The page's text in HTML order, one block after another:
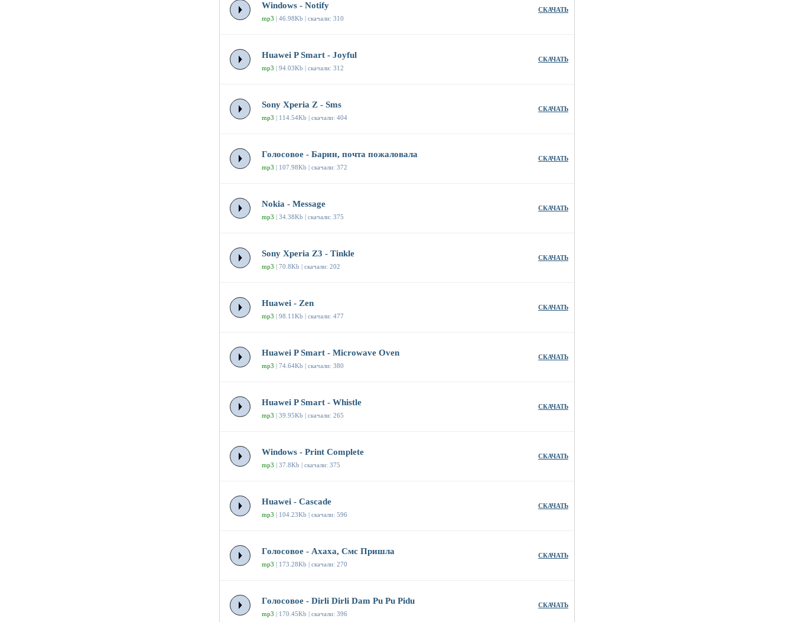
Windows - Notify
mp3 | 46.98Kb | скачали: 310
СКАЧАТЬ
Huawei P Smart - Joyful
mp3 | 94.03Kb | скачали: 312
СКАЧАТЬ
Sony Xperia Z - Sms
mp3 | 114.54Kb | скачали: 404
СКАЧАТЬ
Голосовое - Барин, почта пожаловала
mp3 | 107.98Kb | скачали: 372
СКАЧАТЬ
Nokia - Message
mp3 | 34.38Kb | скачали: 375
СКАЧАТЬ
Sony Xperia Z3 - Tinkle
mp3 | 70.8Kb | скачали: 202
СКАЧАТЬ
Huawei - Zen
mp3 | 98.11Kb | скачали: 477
СКАЧАТЬ
Huawei P Smart - Microwave Oven
mp3 | 74.64Kb | скачали: 380
СКАЧАТЬ
Huawei P Smart - Whistle
mp3 | 39.95Kb | скачали: 265
СКАЧАТЬ
Windows - Print Complete
mp3 | 37.8Kb | скачали: 375
СКАЧАТЬ
Huawei - Cascade
mp3 | 104.23Kb | скачали: 596
СКАЧАТЬ
Голосовое - Ахаха, Смс Пришла
mp3 | 173.28Kb | скачали: 270
СКАЧАТЬ
Голосовое - Dirli Dirli Dam Pu Pu Pidu
mp3 | 170.45Kb | скачали: 396
СКАЧАТЬ